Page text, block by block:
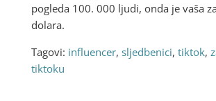
pogleda 100. 000 ljudi, onda je vaša
dolara.
Tagovi: influencer, sljedbenici, tiktok,
tiktoku